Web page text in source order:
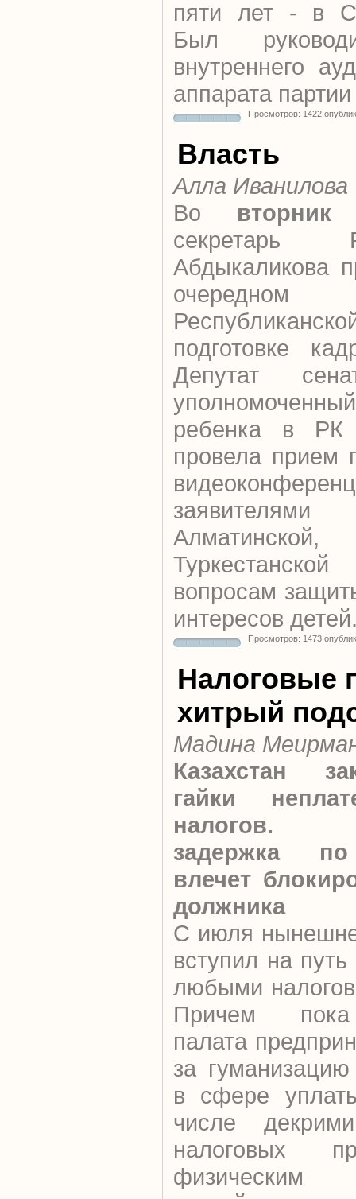
пяти лет - в
Был
внутреннего
аппарата
Просмотров: 1422
Власть
Алла Иванилова
Во вторник
секретарь
Абдыкаликова
подготовке
Депутат
ребенка в РК
провела прием
Алматинской,
вопросам
интересов
Просмотров: 1473
Налоговые
хитрый
Мадина
Казахстан
гайки
налогов.
задержка
влечет
должника
С июля
вступил на
любыми
Причем пока
палата
за гуманизацию
в сфере
числе
налоговых